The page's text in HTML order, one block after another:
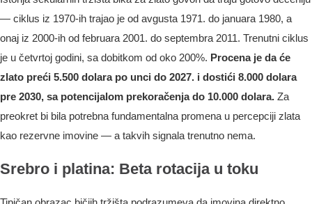
— ciklus iz 1970-ih trajao je od avgusta 1971. do januara 1980, a
onaj iz 2000-ih od februara 2001. do septembra 2011. Trenutni ciklus
je u četvrtoj godini, sa dobitkom od oko 200%. Procena je da će
zlato preći 5.500 dolara po unci do 2027. i dostići 8.000 dolara
pre 2030, sa potencijalom prekoračenja do 10.000 dolara. Za
preokret bi bila potrebna fundamentalna promena u percepciji zlata
kao rezervne imovine — a takvih signala trenutno nema.
Srebro i platina: Beta rotacija u toku